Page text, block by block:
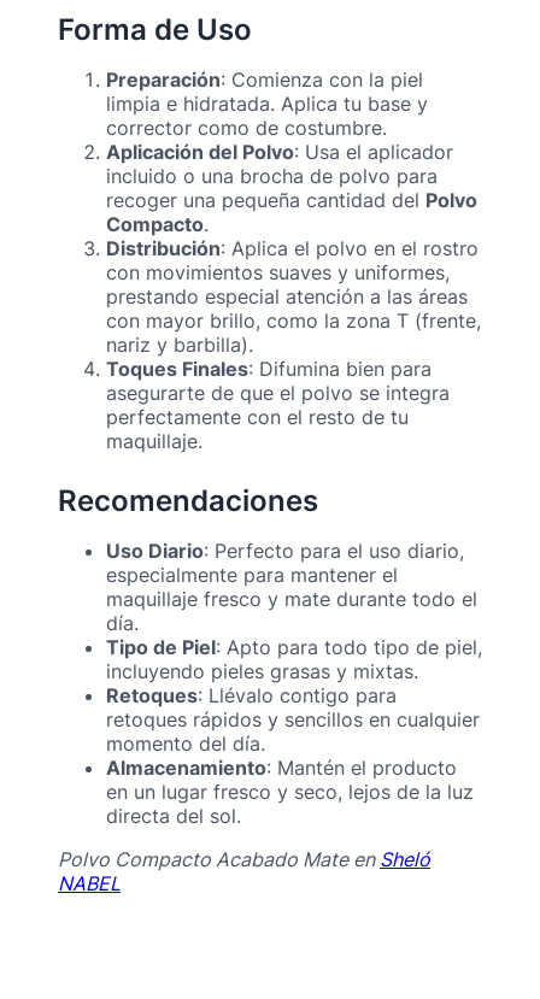
Forma de Uso
Preparación: Comienza con la piel
limpia e hidratada. Aplica tu base y
corrector como de costumbre.
Aplicación del Polvo: Usa el aplicador
incluido o una brocha de polvo para
recoger una pequeña cantidad del Polvo
Compacto.
Distribución: Aplica el polvo en el rostro
con movimientos suaves y uniformes,
prestando especial atención a las áreas
con mayor brillo, como la zona T (frente,
nariz y barbilla).
Toques Finales: Difumina bien para
asegurarte de que el polvo se integra
perfectamente con el resto de tu
maquillaje.
Recomendaciones
Uso Diario: Perfecto para el uso diario,
especialmente para mantener el
maquillaje fresco y mate durante todo el
día.
Tipo de Piel: Apto para todo tipo de piel,
incluyendo pieles grasas y mixtas.
Retoques: Llévalo contigo para
retoques rápidos y sencillos en cualquier
momento del día.
Almacenamiento: Mantén el producto
en un lugar fresco y seco, lejos de la luz
directa del sol.
Polvo Compacto Acabado Mate en Sheló
NABEL